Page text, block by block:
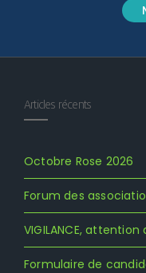
Articles récents
Octobre Rose 2026
Forum des
VIGILANCE,
Formulaire de